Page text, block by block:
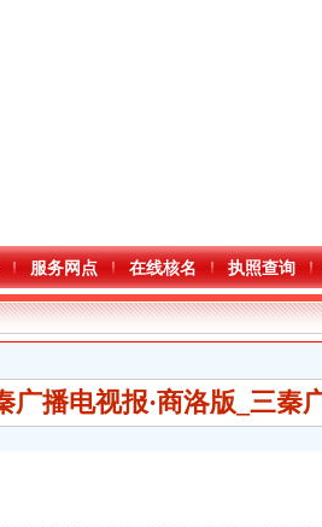
服务网点 在线核名 执照查询
广播电视报·商洛版_三秦